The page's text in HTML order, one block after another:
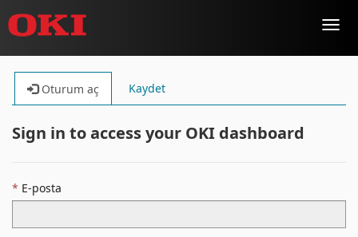
Oturum aç Kaydet
Sign in to access your OKI dashboard
E-posta